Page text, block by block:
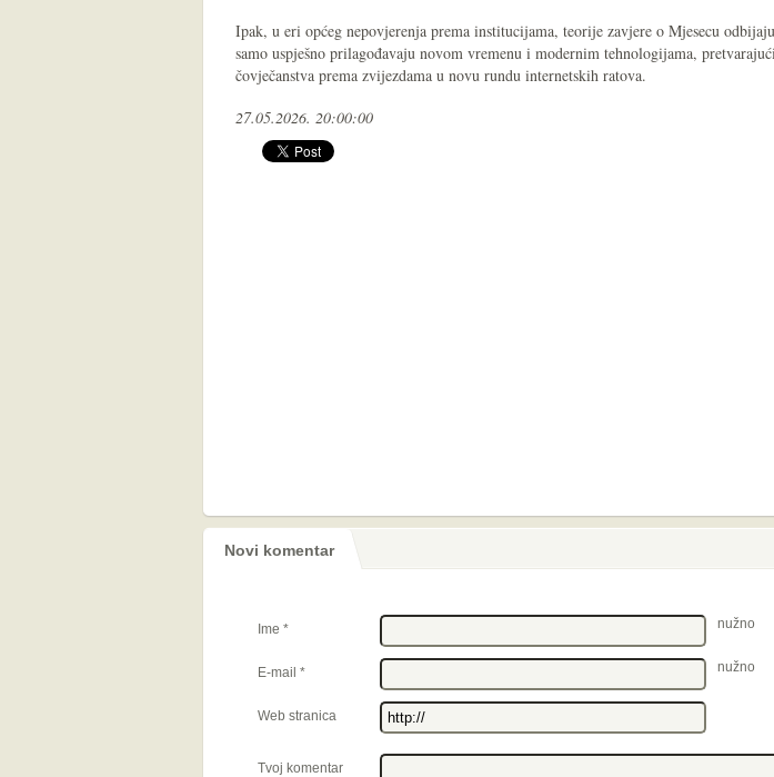
Ipak, u eri općeg nepovjerenja prema institucijama, teorije zavjere o Mjesecu
samo uspješno prilagođavaju novom vremenu i modernim tehnologijama,
čovječanstva prema zvijezdama u novu rundu internetskih ratova.
27.05.2026. 20:00:00
Novi komentar
Ime * nužno
E-mail * nužno
Web stranica
Tvoj komentar